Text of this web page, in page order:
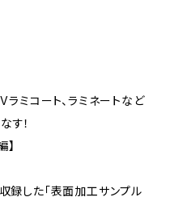
ラミコート、ラミネートなど
す！
した「表面加工サンプル